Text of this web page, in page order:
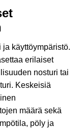
ja käyttöympäristö.
erilaiset
nosturi tai
Keskeisiä
määrä sekä
pöly ja